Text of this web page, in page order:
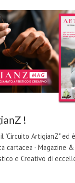
!
"Circuito ArtigianZ" ed
cartacea - Magazine
e Creativo di